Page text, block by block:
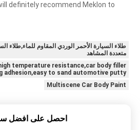
definitely recommend Meklon to
طلاء السيارة الأحمر الوردي المقاوم للماء,طلاء
متعددة المشاهد
temperature resistance,car body filler
adhesion,easy to sand automotive putty
Multiscene Car Body Paint
احصل على افضل